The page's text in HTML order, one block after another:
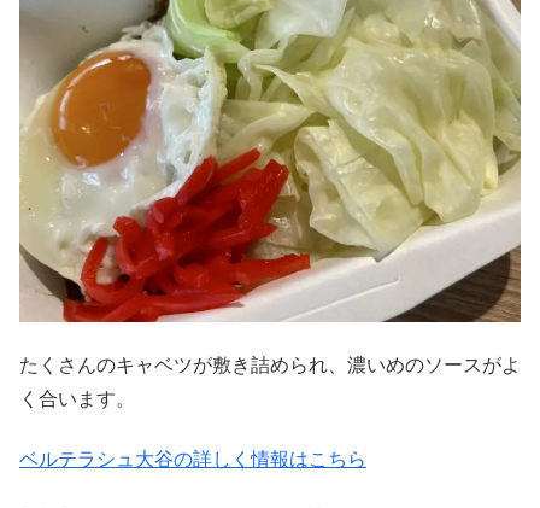
たくさんのキャベツが敷き詰められ、濃いめのソースがよ
く合います。
ベルテラシュ大谷の詳しく情報はこちら